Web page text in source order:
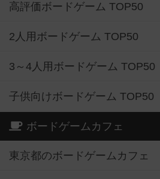
高評価ボードゲーム TOP50
2人用ボードゲーム TOP50
3～4人用ボードゲーム TOP50
子供向けボードゲーム TOP50
ボードゲームカフェ
東京都のボードゲームカフェ